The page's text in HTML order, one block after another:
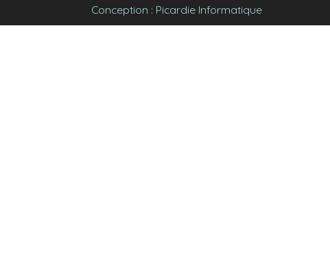
Conception : Picardie Informatique